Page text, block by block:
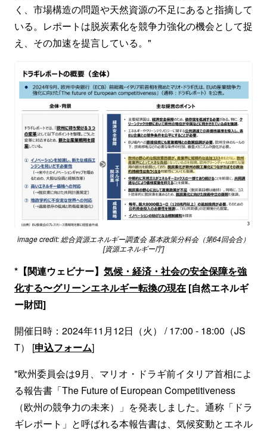
く、市場構造の問題や天然資源の不足にあると指摘して
いる。レポートは脱炭素化を競争力強化の機会として捉
え、その加速を提言している。"
image credit: 総合資源エネルギー調査会 基本政策分科会（第64回会合）
[資源エネルギー庁]
*【関連ウェビナー】 気候・経済・社会の安全保障を強
化する〜グリーンエネルギー転換の現在 [自然エネルギ
ー財団]
開催日時：2024年11月12日（火） / 17:00 - 18:00（JS
T） [申込フォーム]
"欧州委員会は9月、マリオ・ドラギ前イタリア首相によ
る報告書「The Future of European Competitiveness
（欧州の競争力の未来）」を発表しました。通称「ドラ
ギレポート」と呼ばれる本報告書は、気候変動とエネル